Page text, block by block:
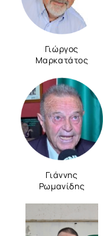
Γιώργος
Μαρκατάτος
Γιάννης
Ρωμανίδης